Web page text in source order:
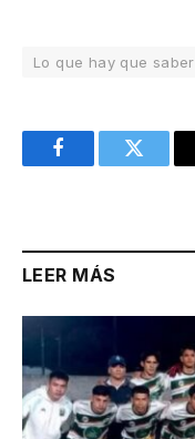
Lo que hay que saber
FacebookTwitter
LEER MÁS